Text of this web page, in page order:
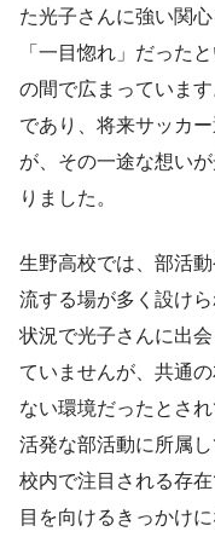
た光子さんに強い関
「一目惚れ」だった
の間で広まっていま
であり、将来サッカ
が、その一途な想い
りました。
生野高校では、部活
流する場が多く設け
状況で光子さんに出
ていませんが、共通
ない環境だったとさ
活発な部活動に所属
校内で注目される存
目を向けるきっかけ